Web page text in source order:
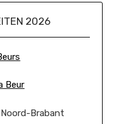
2026
Beur
Brabant